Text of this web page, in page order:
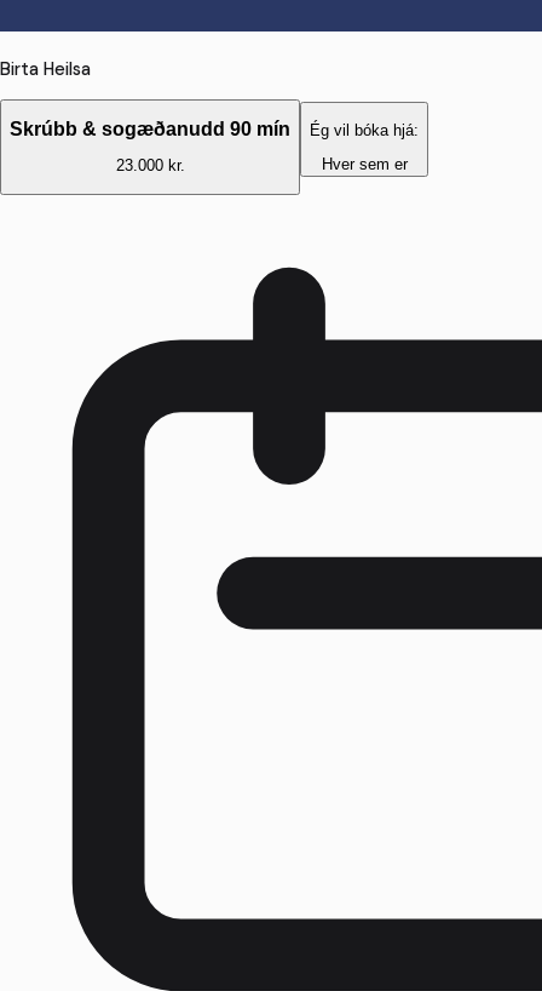
Birta Heilsa
Skrúbb & sogæðanudd 90 mín
23.000 kr.
Ég vil bóka hjá:
Hver sem er